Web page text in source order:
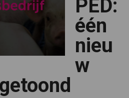
PED:
één
nieu
w